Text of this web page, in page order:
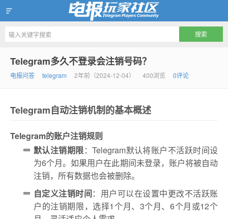
Telegram玩家社区
Telegram多久不登录会注销号码？
电报问答 telegram 2年前（2024-12-04） 400浏览 0评论
Telegram自动注销机制的基本概述
Telegram的账户注销规则
默认注销期限：Telegram默认将账户不活跃时间设
为6个月。如果用户在此期间未登录，账户将被自动
注销，所有数据也会被删除。
自定义注销时间：用户可以在设置中更改不活跃账
户的注销期限，选择1个月、3个月、6个月或12个